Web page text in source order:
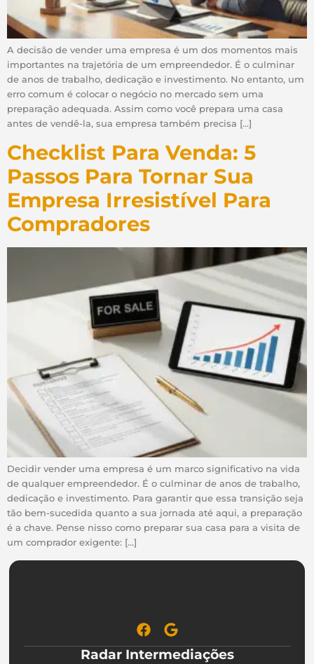
A decisão de vender uma empresa é um dos momentos mais
importantes na trajetória de um empreendedor. É o culminar
de anos de trabalho, dedicação e investimento. No entanto, um
erro comum é colocar o negócio no mercado sem uma
preparação adequada. Assim como você prepara uma casa
antes de vendê-la, sua empresa também precisa […]
Checklist Para Venda: 5
Passos Para Tornar Sua
Empresa Irresistível Para
Compradores
Decidir vender uma empresa é um marco significativo na vida
de qualquer empreendedor. É o culminar de anos de trabalho,
dedicação e investimento. Para garantir que essa transição seja
tão bem-sucedida quanto a sua jornada até aqui, a preparação
é a chave. Pense nisso como preparar sua casa para a visita de
um comprador exigente: […]
Radar Intermediações